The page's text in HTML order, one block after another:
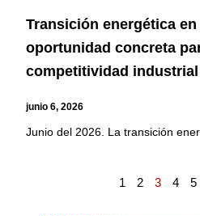
Transición energética
oportunidad concreta
competitividad industrial
junio 6, 2026
Junio del 2026. La transición
1 2 3 4 5